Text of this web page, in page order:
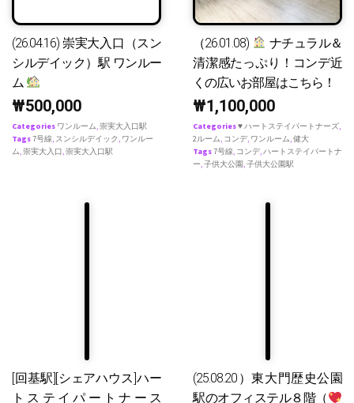
(26.04.16) 崇実大入口（スン
シルデイック）駅 ワンルー
ム
₩500,000
Categories ワンルーム,崇実大入口駅
Tags7号線, スンシルデイック , ワンルー
ム,崇実大入口,崇実大入口駅
（26.01.08)
ナチュラル＆
清潔感たっぷり！コンデ近
くの広いお部屋はこちら！
₩1,100,000
Categories♥ ハートステイパートナーズ,
2ルーム, コンデ, ワンルーム,健大
Tags7号線, コンデ,ハートステイパートナ
ー,子供大公園 ,子供大公園駅
[回基駅][シェアハウス]ハー
トステイパートナース
(25.08.20）東大門歴史公園
駅のオフィステル８階（